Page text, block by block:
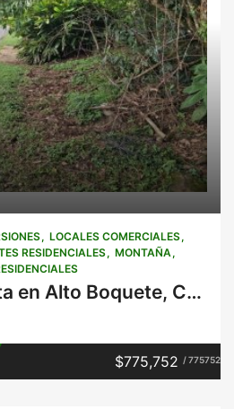
InversionesLocales
Lotes comercialesLotes
MontañaNegocios
residenciales
LOCALES COMERCIALES
RESIDENCIALES MONTAÑA
Terreno en Venta en Alto Boquete, Chiriquí – Entrando hacia Volcancito | 6,297.94 m²
$775,752 / 775752